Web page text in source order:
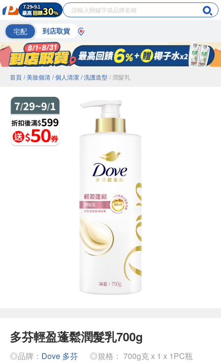
宅配 到店取貨
首頁 / 美妝個清 / 個人清潔 / 洗護造型 / 潤髮乳
多芬輕盈蓬鬆潤髮乳700g
◎品牌： Dove 多芬 ◎規格： 700g克 x 1 x 1PC瓶